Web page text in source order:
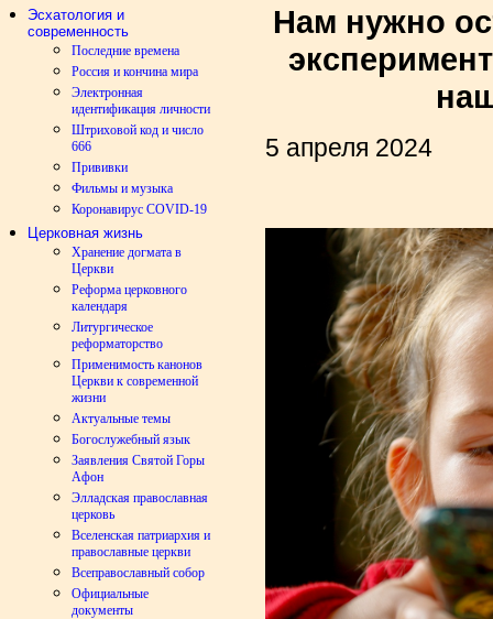
Эсхатология и
современность
Последние времена
Россия и кончина мира
Электронная
идентификация личности
Штриховой код и число
666
Прививки
Фильмы и музыка
Коронавирус COVID-19
Церковная жизнь
Хранение догмата в
Церкви
Реформа церковного
календаря
Литургическое
реформаторство
Применимость канонов
Церкви к современной
жизни
Актуальные темы
Богослужебный язык
Заявления Святой Горы
Афон
Элладская православная
церковь
Вселенская патриархия и
православные церкви
Всеправославный собор
Официальные
документы
Нам нужно
5 апреля 2024